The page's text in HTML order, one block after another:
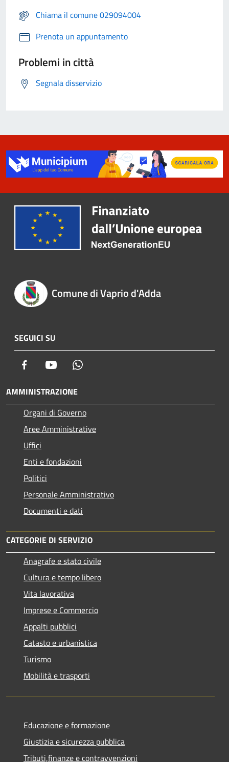
Chiama il comune 029094004
Prenota un appuntamento
Problemi in città
Segnala disservizio
Comune di Vaprio d'Adda
SEGUICI SU
Facebook Youtube
AMMINISTRAZIONE
Organi di Governo
Aree Amministrative
Uffici
Enti e fondazioni
Politici
Personale Amministrativo
Documenti e dati
CATEGORIE DI SERVIZIO
Anagrafe e stato civile
Cultura e tempo libero
Vita lavorativa
Imprese e Commercio
Appalti pubblici
Catasto e urbanistica
Turismo
Mobilità e trasporti
Educazione e formazione
Giustizia e sicurezza pubblica
Tributi,finanze e contravvenzioni